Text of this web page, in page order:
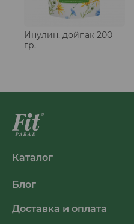
Инулин, дойпак 200
гр.
Каталог
Блог
Доставка и оплата